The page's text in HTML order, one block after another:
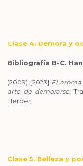
Clase 4. Demora y
Bibliografía B-C.
(2009) [2023] El aroma
arte de demorarse.
Herder.
Clase 5. Belleza y